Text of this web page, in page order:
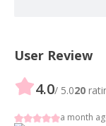
User Review
4.0/ 5.020
a month